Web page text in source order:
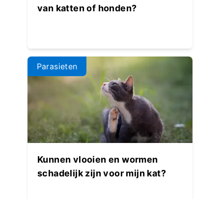
van katten of honden?
Parasieten
Kunnen vlooien en wormen
schadelijk zijn voor mijn kat?